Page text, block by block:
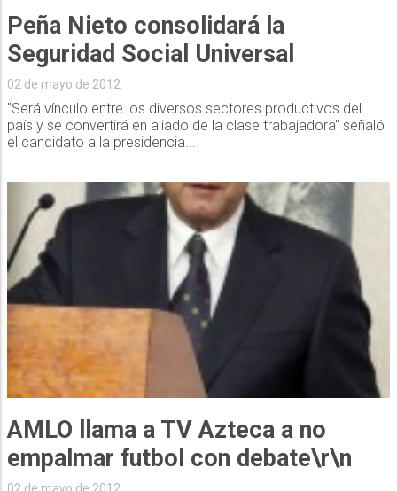
Peña Nieto consolidará la
Seguridad Social Universal
02 de mayo de 2012
"Será vínculo entre los diversos sectores productivos del
país y se convertirá en aliado de la clase trabajadora" señaló
el candidato a la presidencia...
AMLO llama a TV Azteca a no
empalmar futbol con debate\r\n